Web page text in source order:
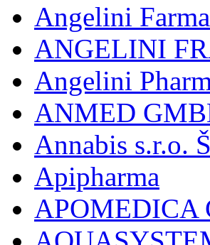
Angelini
ANGELINI
Angelini
ANMED
Annabis s.r.o.
Apipharma
APOMEDICA